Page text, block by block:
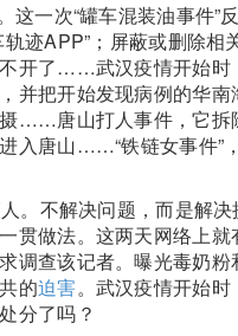
这一次“罐车混装油事件”
轨迹APP”；屏蔽或删除相
开了……武汉疫情开始时
并把开始发现病例的华南
……唐山打人事件，它拆
入唐山……“铁链女事件”
。不解决问题，而是解决
贯做法。这两天网络上
调查该记者。曝光毒奶
的迫害。武汉疫情开始
分了吗？